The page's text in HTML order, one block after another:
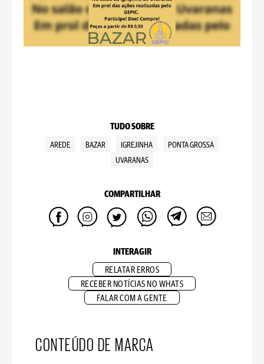
TUDO SOBRE
AREDE BAZAR IGREJINHA
PONTA GROSSA
UVARANAS
COMPARTILHAR
INTERAGIR
RELATAR ERROS
RECEBER NOTÍCIAS NO WHATS
FALAR COM A GENTE
CONTEÚDO DE MARCA